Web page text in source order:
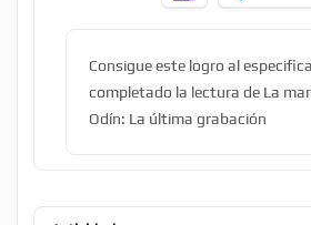
Consigue este logro al
completado la lectura de La
Odín: La última grabación